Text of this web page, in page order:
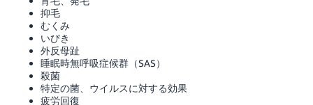
抑毛
むくみ
いびき
外反母趾
睡眠時無呼吸症候群（SAS）
殺菌
特定の菌、ウイルスに対する効果
疲労回復